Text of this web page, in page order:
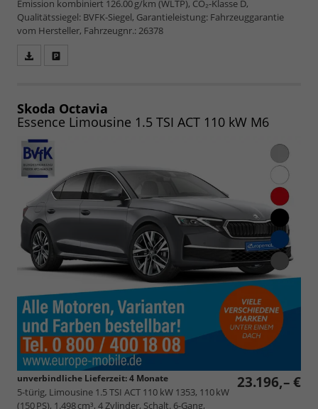
Emission kombiniert 126.00 g/km (WLTP), CO₂-Klasse D,
Qualitätssiegel: BVFK-Siegel, Garantieleistung: Fahrzeuggarantie
vom Hersteller, Fahrzeugnr.: 26378
speichern/drucken
Skoda Octavia
Essence Limousine 1.5 TSI ACT 110 kW M6
23.196,– €
unverbindliche Lieferzeit:4 Monate
5-türig, Limousine 1.5 TSI ACT 110 kW 1353, 110 kW
(150 PS), 1.498 cm³, 4 Zylinder, Schalt. 6-Gang,